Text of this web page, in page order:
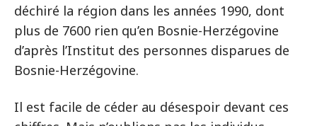
déchiré la région dans les années 1990, dont
plus de 7600 rien qu’en Bosnie-Herzégovine
d’après l’Institut des personnes disparues de
Bosnie-Herzégovine.
Il est facile de céder au désespoir devant ces